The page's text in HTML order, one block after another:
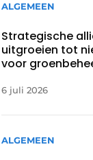
ALGEMEEN
Strategische
uitgroeien tot
voor
6 juli 2026
ALGEMEEN